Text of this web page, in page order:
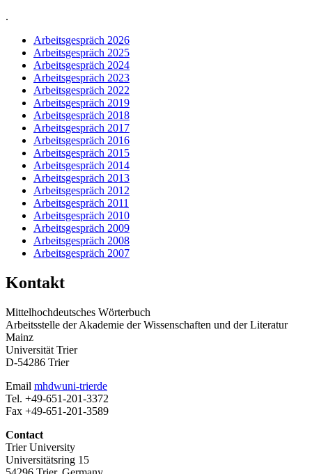
.
Arbeitsgespräch 2026
Arbeitsgespräch 2025
Arbeitsgespräch 2024
Arbeitsgespräch 2023
Arbeitsgespräch 2022
Arbeitsgespräch 2019
Arbeitsgespräch 2018
Arbeitsgespräch 2017
Arbeitsgespräch 2016
Arbeitsgespräch 2015
Arbeitsgespräch 2014
Arbeitsgespräch 2013
Arbeitsgespräch 2012
Arbeitsgespräch 2011
Arbeitsgespräch 2010
Arbeitsgespräch 2009
Arbeitsgespräch 2008
Arbeitsgespräch 2007
Kontakt
Mittelhochdeutsches Wörterbuch
Arbeitsstelle der Akademie der Wissenschaften und der Literatur
Mainz
Universität Trier
D-54286 Trier
Email mhdwuni-trierde
Tel. +49-651-201-3372
Fax +49-651-201-3589
Contact
Trier University
Universitätsring 15